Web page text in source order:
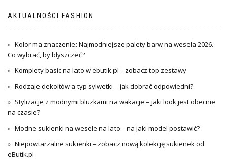
AKTUALNOŚCI FASHION
Kolor ma znaczenie: Najmodniejsze palety barw na wesela 2026.
Co wybrać, by błyszczeć?
Komplety basic na lato w ebutik.pl – zobacz top zestawy
Rodzaje dekoltów a typ sylwetki – jak dobrać odpowiedni?
Stylizacje z modnymi bluzkami na wakacje – jaki look jest obecnie
na czasie?
Modne sukienki na wesele na lato – na jaki model postawić?
Niepowtarzalne sukienki – zobacz nową kolekcję sukienek od
eButik.pl